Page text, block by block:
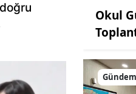
Okul
Gündem